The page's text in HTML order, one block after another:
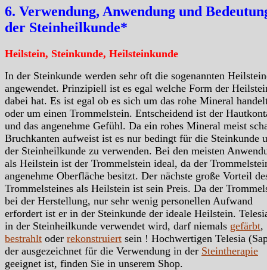
6. Verwendung, Anwendung und
der Steinheilkunde*
Heilstein, Steinkunde, Heilsteinkunde
In der Steinkunde werden sehr oft die sogenannten
angewendet. Prinzipiell ist es egal welche Form der
dabei hat. Es ist egal ob es sich um das rohe Mineral
oder um einen Trommelstein. Entscheidend ist der
und das angenehme Gefühl. Da ein rohes Mineral meist
Bruchkanten aufweist ist es nur bedingt für die Steinkunde
der Steinheilkunde zu verwenden. Bei den meisten
als Heilstein ist der Trommelstein ideal, da der
angenehme Oberfläche besitzt. Der nächste große Vorteil
Trommelsteines als Heilstein ist sein Preis. Da der
bei der Herstellung, nur sehr wenig personellen Aufwand
erfordert ist er in der Steinkunde der ideale Heilstein.
in der Steinheilkunde verwendet wird, darf niemals gefärbt,
bestrahlt oder rekonstruiert sein ! Hochwertigen Telesia
der ausgezeichnet für die Verwendung in der Steintherapie
geeignet ist, finden Sie in unserem Shop.